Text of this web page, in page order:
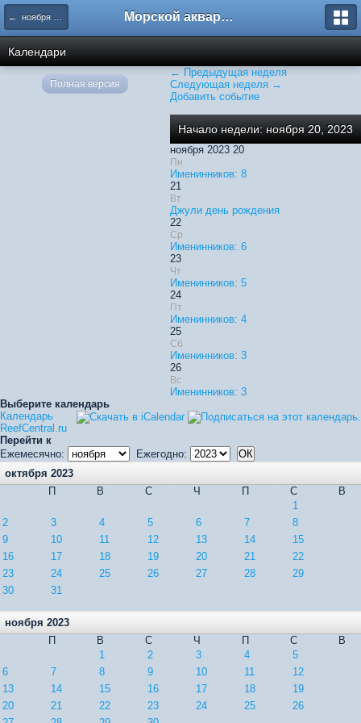
← ноября 2023 Морской аквариум. Форумы ReefCentral.ru
Календари
← Предыдущая неделя
Следующая неделя →
Добавить событие
Начало недели: ноября 20, 2023
ноября 2023 20
Пн
Именинников: 8
21
Вт
Джули день рождения
22
Ср
Именинников: 6
23
Чт
Именинников: 5
24
Пт
Именинников: 4
25
Сб
Именинников: 3
26
Вс
Именинников: 3
Выберите календарь
Календарь
ReefCentral.ru
Перейти к
Ежемесячно:
Ежегодно:
октября 2023
П
В С Ч П С
В
1
2
3 4 5 6 7
8
9
10 11 12 13 14
15
16
17 18 19 20 21
22
23
24 25 26 27 28
29
30
31
ноября 2023
П
В С Ч П С
В
1
2 3 4
5
6
7 8 9 10 11
12
13
14 15 16 17 18
19
20
21 22 23 24 25
26
Полная версия